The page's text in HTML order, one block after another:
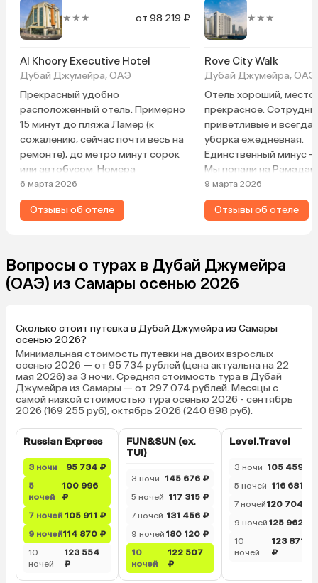
★★★ от 98 219 ₽
Al Khoory Executive Hotel
Дубай Джумейра, ОАЭ
Прекрасный удобно
расположенный отель. Примерно
15 минут до пляжа Ламер (к
сожалению, сейчас почти весь на
ремонте), до метро минут сорок
или автобусом. Номера
комфортные, регулярно убирают.
Есть пополняемый чайный набор,
чай, кофе, сахар, сливки. Сейф,
бывает, но неплохой ассортимент,
вкусно готовят. Просторное
лобби, есть также бар. На крыше
насыщенный инфраструктурой —
кафе, супермаркеты аптеки.
Собственно по этим параметрам
и выбирал. Остался доволен.
6 марта 2026
Отзывы об отеле
★★★
Rove City Walk
Дубай Джумейра, ОАЭ
Отель хороший,
прекрасное.
приветливые и всегда
уборка ежедневная.
Единственный минус —
Мы попали на
было одинаковое
выбор блюд
понравилось, что
Ифтар, и потом только
нас питание было
оплачивалось. Если
брали стейк говядины,
которая плавала в
с удовольствием
раз, но уже без
9 марта 2026
Отзывы об отеле
Вопросы о турах в Дубай Джумейра
(ОАЭ) из Самары осенью 2026
Сколько стоит путевка в Дубай Джумейра из Самары
осенью 2026?
Минимальная стоимость путевки на двоих взрослых
осенью 2026 — от 95 734 рублей (цена актуальна на 22
мая 2026) за 3 ночи. Средняя стоимость тура в Дубай
Джумейра из Самары — от 297 074 рублей. Месяцы с
самой низкой стоимостью тура осенью 2026 - сентябрь
2026 (169 255 руб), октябрь 2026 (240 898 руб).
Russian Express
3 ночи
95 734 ₽
5
ночей
100 996
₽
7 ночей 105 911 ₽
9 ночей114 870 ₽
10
ночей
123 554
₽
FUN&SUN (ex.
TUI)
3 ночи
145 676 ₽
5 ночей 117 315 ₽
7 ночей 131 456 ₽
9 ночей 180 120 ₽
10
ночей
122 507
₽
Level.Travel
3 ночи 105 459 ₽
5 ночей 116 681 ₽
7 ночей120 704 ₽
9 ночей 125 962 ₽
10
ночей
123 871
₽